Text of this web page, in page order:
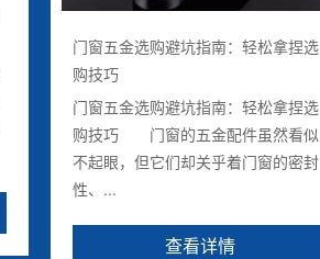
门窗五金选购避坑指南：轻松拿捏选
购技巧
门窗五金选购避坑指南：轻松拿捏选
购技巧 门窗的五金配件虽然看似
不起眼，但它们却关乎着门窗的密封
性、...
查看详情